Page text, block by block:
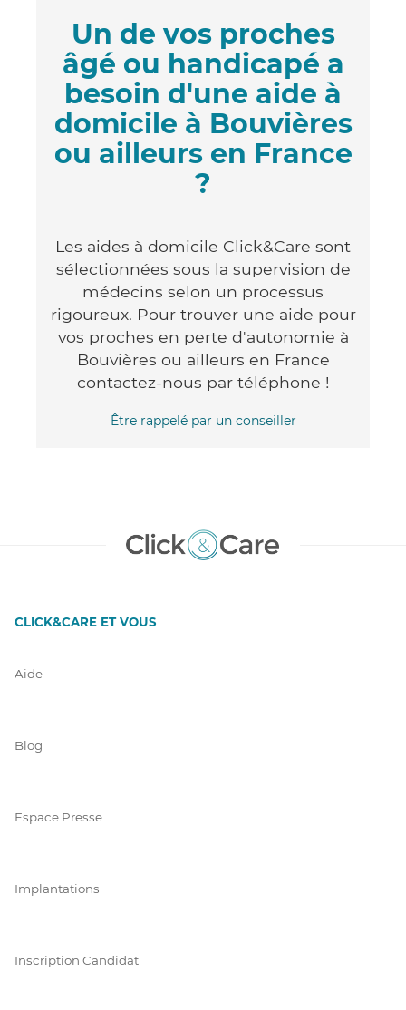
Un de vos proches
âgé ou handicapé a
besoin d'une aide à
domicile à Bouvières
ou ailleurs en France
?
Les aides à domicile Click&Care sont
sélectionnées sous la supervision de
médecins selon un processus
rigoureux. Pour trouver une aide pour
vos proches en perte d'autonomie à
Bouvières ou ailleurs en France
contactez-nous par téléphone !
Être rappelé par un conseiller
CLICK&CARE ET VOUS
Aide
Blog
Espace Presse
Implantations
Inscription Candidat